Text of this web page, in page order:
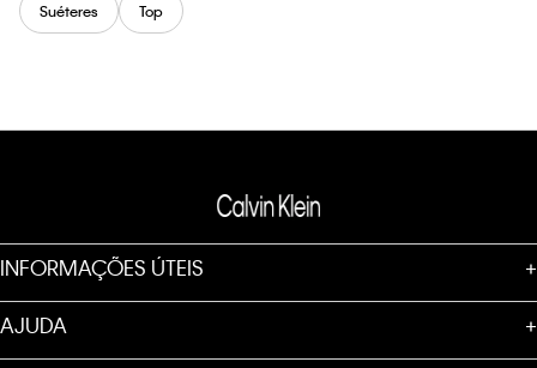
Suéteres Top
INFORMAÇÕES ÚTEIS +
AJUDA +